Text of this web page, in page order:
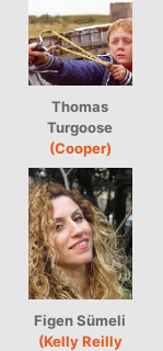
Thomas
Turgoose
(Cooper)
Figen Sümeli
(Kelly Reilly